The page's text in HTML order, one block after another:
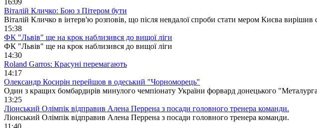
Віталій Кличко: Бою з Пітером бути
Віталій Кличко в інтерв'ю розповів, що після невдалої спроби стати мером Києва
15:38
ФК "Львів" ще на крок наблизився до вищої ліги
ФК "Львів" ще на крок наблизився до вищої ліги
14:30
Roland Garros: Красуні перемагають
14:17
Олександр Косирін перейшов в одеський "Чорноморець"
Один з кращих бомбардирів минулого чемпіонату України форвард донецького
13:25
Ліонський Олімпік відправив Алена Перрена з посади головного тренера команди.
Ліонський Олімпік відправив Алена Перрена з посади головного тренера команди.
11:40